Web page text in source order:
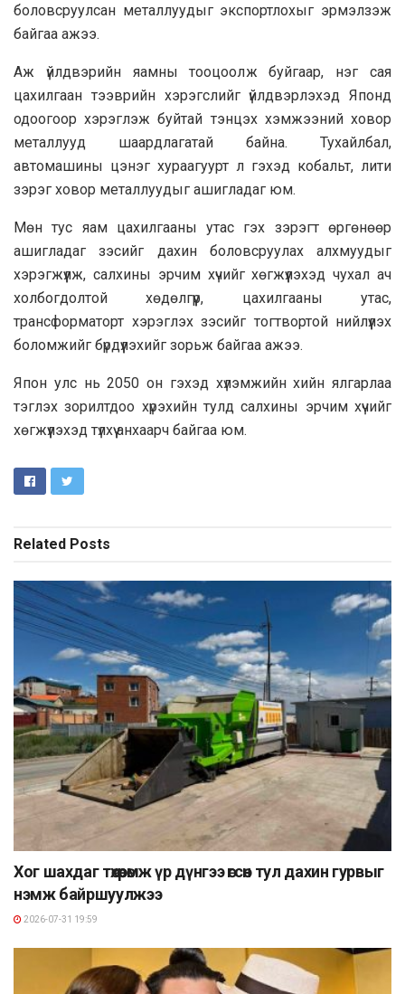
боловсруулсан металлуудыг экспортлохыг эрмэлзэж
байгаа ажээ.
Аж үйлдвэрийн яамны тооцоолж буйгаар, нэг сая
цахилгаан тээврийн хэрэгслийг үйлдвэрлэхэд Японд
одоогоор хэрэглэж буйтай тэнцэх хэмжээний ховор
металлууд шаардлагатай байна. Тухайлбал,
автомашины цэнэг хураагуурт л гэхэд кобальт, лити
зэрэг ховор металлуудыг ашигладаг юм.
Мөн тус яам цахилгааны утас гэх зэрэгт өргөнөөр
ашигладаг зэсийг дахин боловсруулах алхмуудыг
хэрэгжүүлж, салхины эрчим хүчийг хөгжүүлэхэд чухал ач
холбогдолтой хөдөлгүүр, цахилгааны утас,
трансформаторт хэрэглэх зэсийг тогтвортой нийлүүлэх
боломжийг бүрдүүлэхийг зорьж байгаа ажээ.
Япон улс нь 2050 он гэхэд хүлэмжийн хийн ялгарлаа
тэглэх зорилтдоо хүрэхийн тулд салхины эрчим хүчийг
хөгжүүлэхэд түлхүү анхаарч байгаа юм.
Related Posts
Хог шахдаг төхөөрөмж үр дүнгээ өгсөн тул дахин гурвыг
нэмж байршуулжээ
2026-07-31 19:59